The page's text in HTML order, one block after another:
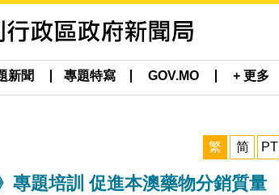
新聞 專題特寫 GOV.MO + 更多
繁 简 PT
專題培訓 促進本澳藥物分銷質量